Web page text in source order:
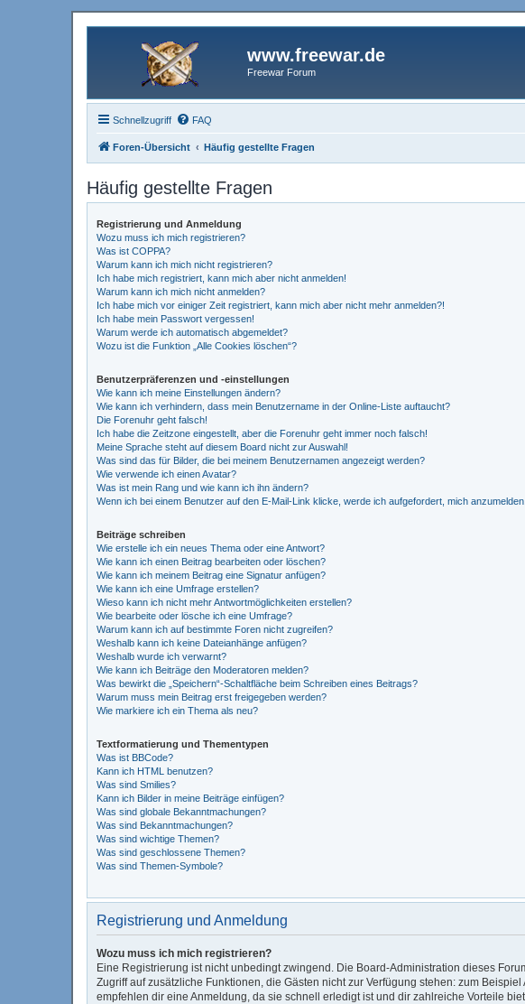
www.freewar.de
Freewar Forum
Schnellzugriff FAQ
Foren-Übersicht Häufig gestellte Fragen
Häufig gestellte Fragen
Registrierung und Anmeldung
Wozu muss ich mich registrieren?
Was ist COPPA?
Warum kann ich mich nicht registrieren?
Ich habe mich registriert, kann mich aber nicht anmelden!
Warum kann ich mich nicht anmelden?
Ich habe mich vor einiger Zeit registriert, kann mich aber nicht mehr anmelden?!
Ich habe mein Passwort vergessen!
Warum werde ich automatisch abgemeldet?
Wozu ist die Funktion „Alle Cookies löschen“?
Benutzerpräferenzen und -einstellungen
Wie kann ich meine Einstellungen ändern?
Wie kann ich verhindern, dass mein Benutzername in der Online-Liste auftaucht?
Die Forenuhr geht falsch!
Ich habe die Zeitzone eingestellt, aber die Forenuhr geht immer noch falsch!
Meine Sprache steht auf diesem Board nicht zur Auswahl!
Was sind das für Bilder, die bei meinem Benutzernamen angezeigt werden?
Wie verwende ich einen Avatar?
Was ist mein Rang und wie kann ich ihn ändern?
Wenn ich bei einem Benutzer auf den E-Mail-Link klicke, werde ich aufgefordert, mich anzumelden.
Beiträge schreiben
Wie erstelle ich ein neues Thema oder eine Antwort?
Wie kann ich einen Beitrag bearbeiten oder löschen?
Wie kann ich meinem Beitrag eine Signatur anfügen?
Wie kann ich eine Umfrage erstellen?
Wieso kann ich nicht mehr Antwortmöglichkeiten erstellen?
Wie bearbeite oder lösche ich eine Umfrage?
Warum kann ich auf bestimmte Foren nicht zugreifen?
Weshalb kann ich keine Dateianhänge anfügen?
Weshalb wurde ich verwarnt?
Wie kann ich Beiträge den Moderatoren melden?
Was bewirkt die „Speichern“-Schaltfläche beim Schreiben eines Beitrags?
Warum muss mein Beitrag erst freigegeben werden?
Wie markiere ich ein Thema als neu?
Textformatierung und Thementypen
Was ist BBCode?
Kann ich HTML benutzen?
Was sind Smilies?
Kann ich Bilder in meine Beiträge einfügen?
Was sind globale Bekanntmachungen?
Was sind Bekanntmachungen?
Was sind wichtige Themen?
Was sind geschlossene Themen?
Was sind Themen-Symbole?
Registrierung und Anmeldung
Wozu muss ich mich registrieren?
Eine Registrierung ist nicht unbedingt zwingend. Die Board-Administration dieses
Zugriff auf zusätzliche Funktionen, die Gästen nicht zur Verfügung stehen: zum
empfehlen dir eine Anmeldung, da sie schnell erledigt ist und dir zahlreiche Vorteile